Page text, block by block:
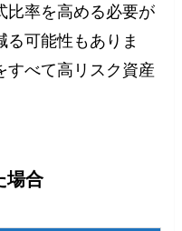
比率を高める必要が
る可能性もありま
すべて高リスク資産
場合